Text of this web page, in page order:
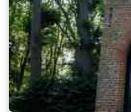
Tegenover de
kleinste
alleen de HL6.
dan dit de
Vries is. Zij zijn